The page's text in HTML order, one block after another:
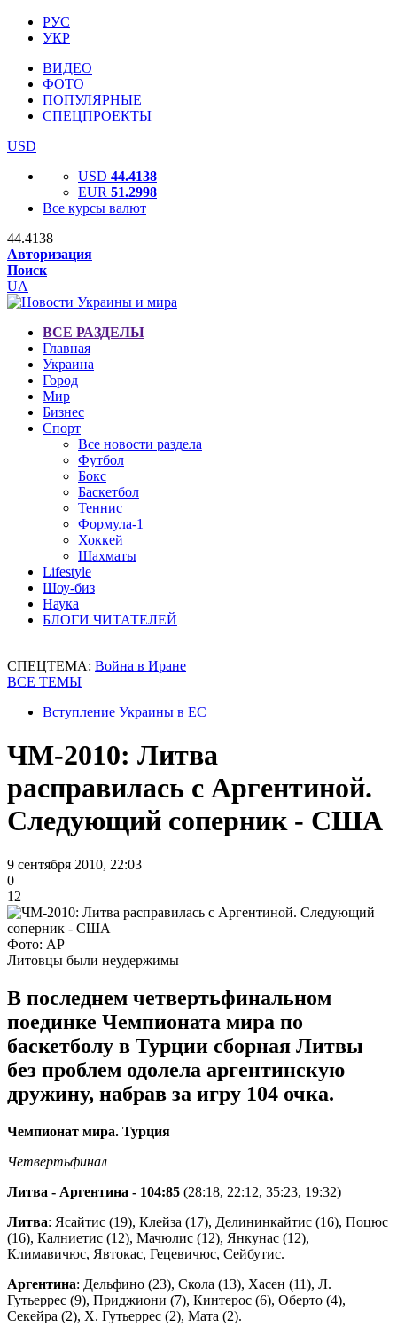
РУС
УКР
ВИДЕО
ФОТО
ПОПУЛЯРНЫЕ
СПЕЦПРОЕКТЫ
USD
USD 44.4138
EUR 51.2998
Все курсы валют
44.4138
Авторизация
Поиск
UA
ВСЕ РАЗДЕЛЫ
Главная
Украина
Город
Мир
Бизнес
Спорт
Все новости раздела
Футбол
Бокс
Баскетбол
Теннис
Формула-1
Хоккей
Шахматы
Lifestyle
Шоу-биз
Наука
БЛОГИ ЧИТАТЕЛЕЙ
СПЕЦТЕМА: Война в Иране
ВСЕ ТЕМЫ
Вступление Украины в ЕС
ЧМ-2010: Литва
расправилась с Аргентиной.
Следующий соперник - США
9 сентября 2010, 22:03
0
12
Фото: AP
Литовцы были неудержимы
В последнем четвертьфинальном
поединке Чемпионата мира по
баскетболу в Турции сборная Литвы
без проблем одолела аргентинскую
дружину, набрав за игру 104 очка.
Чемпионат мира. Турция
Четвертьфинал
Литва - Аргентина - 104:85 (28:18, 22:12, 35:23, 19:32)
Литва: Ясайтис (19), Клейза (17), Делининкайтис (16), Поцюс
(16), Калниетис (12), Мачюлис (12), Янкунас (12),
Климавичюс, Явтокас, Гецевичюс, Сейбутис.
Аргентина: Дельфино (23), Скола (13), Хасен (11), Л.
Гутьеррес (9), Приджиони (7), Кинтерос (6), Оберто (4),
Секейра (2), Х. Гутьеррес (2), Мата (2).